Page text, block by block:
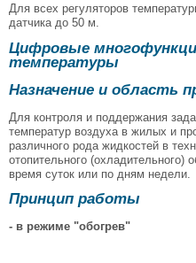
Для всех регуляторов
датчика до 50 м.
Цифровые
температуры
Назначение и область
Для контроля и поддержания
температур воздуха в жилых и
различного рода жидкостей в
отопительного (охладительного)
время суток или по дням недели.
Принцип работы
- в режиме "обогрев"